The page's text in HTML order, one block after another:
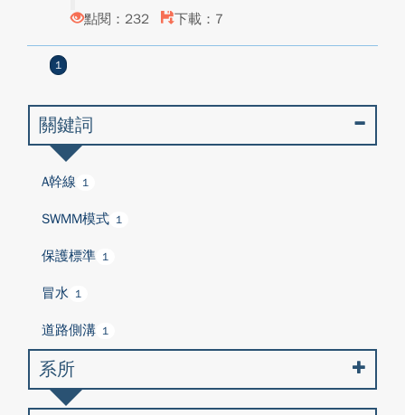
點閱：232
下載：7
1
關鍵詞
A幹線 1
SWMM模式 1
保護標準 1
冒水 1
道路側溝 1
系所